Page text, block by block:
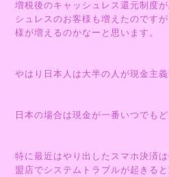
増税後のキャッシュレス還元制度
シュレスのお客様も増えたのです
様が増えるのかなーと思います。
やはり日本人は大半の人が現金主義
日本の場合は現金が一番いつでも
特に最近はやり出したスマホ決済
盟店でシステムトラブルが起きる